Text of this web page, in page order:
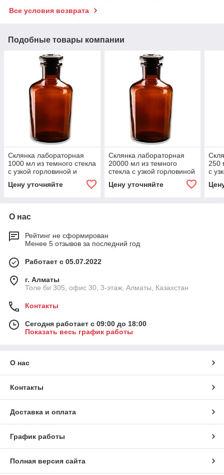
Все условия возврата
Подобные товары компании
Склянка лабораторная
1000 мл из темного стекла
с узкой горловиной и
Цену уточняйте
Склянка лабораторная
20000 мл из темного
стекла с узкой горловиной
Цену уточняйте
250
с
О нас
Рейтинг не сформирован
Менее 5 отзывов за последний год
Работает с 05.07.2022
г. Алматы
Толе би 305, офис 30, 3-этаж, Алматы, Казахстан
Контакты
Сегодня работает с 09:00 до 18:00
Показать весь график работы
О нас
Контакты
Доставка и оплата
График работы
Полная версия сайта